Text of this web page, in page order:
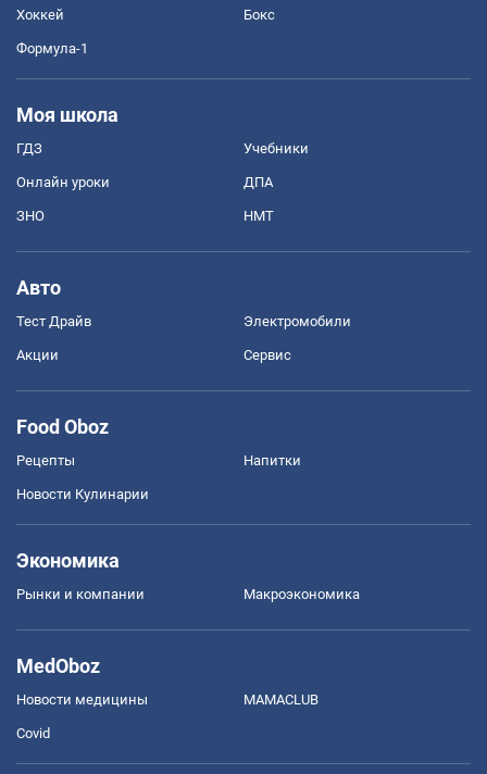
Хоккей Бокс
Формула-1
Моя школа
ГДЗ Учебники
Онлайн уроки ДПА
ЗНО НМТ
Авто
Тест Драйв Электромобили
Акции Сервис
Food Oboz
Рецепты Напитки
Новости Кулинарии
Экономика
Рынки и компании Mакроэкономика
MedOboz
Новости медицины MAMACLUB
Covid